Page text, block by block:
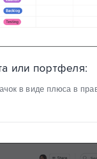
или портфеля:
в виде плюса в